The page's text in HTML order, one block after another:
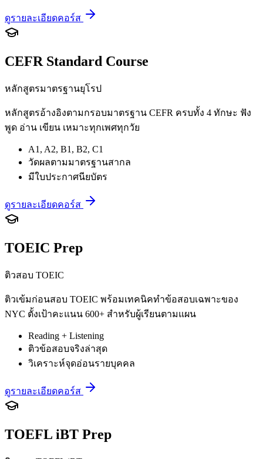
ดูรายละเอียดคอร์ส
CEFR Standard Course
หลักสูตรมาตรฐานยุโรป
หลักสูตรอ้างอิงตามกรอบมาตรฐาน CEFR ครบทั้ง 4 ทักษะ ฟัง
พูด อ่าน เขียน เหมาะทุกเพศทุกวัย
A1, A2, B1, B2, C1
วัดผลตามมาตรฐานสากล
มีใบประกาศนียบัตร
ดูรายละเอียดคอร์ส
TOEIC Prep
ติวสอบ TOEIC
ติวเข้มก่อนสอบ TOEIC พร้อมเทคนิคทำข้อสอบเฉพาะของ
NYC ตั้งเป้าคะแนน 600+ สำหรับผู้เรียนตามแผน
Reading + Listening
ติวข้อสอบจริงล่าสุด
วิเคราะห์จุดอ่อนรายบุคคล
ดูรายละเอียดคอร์ส
TOEFL iBT Prep